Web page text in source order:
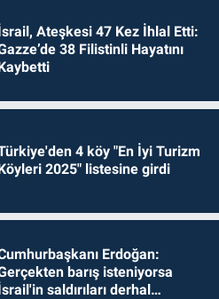
Ateşkesi 47 Kez İhlal Etti:
38 Filistinli Hayatını
4 köy "En İyi Turizm
2025" listesine girdi
Erdoğan:
barış isteniyorsa
saldırıları derhal